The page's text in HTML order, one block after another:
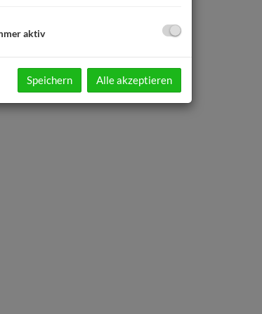
aktiv
Speichern Alle akzeptieren